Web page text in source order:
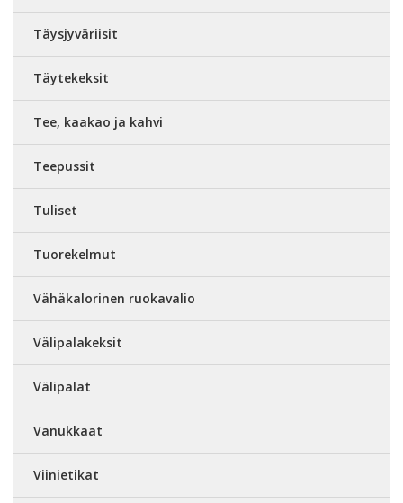
Täysjyväriisit
Täytekeksit
Tee, kaakao ja kahvi
Teepussit
Tuliset
Tuorekelmut
Vähäkalorinen ruokavalio
Välipalakeksit
Välipalat
Vanukkaat
Viinietikat